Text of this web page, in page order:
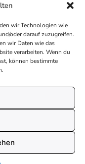
wir Technologien wie
oder darauf zuzugreifen.
wir Daten wie das
verarbeiten. Wenn du
können bestimmte
Made with